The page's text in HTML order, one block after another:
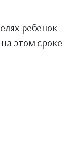
ребенок
этом сроке